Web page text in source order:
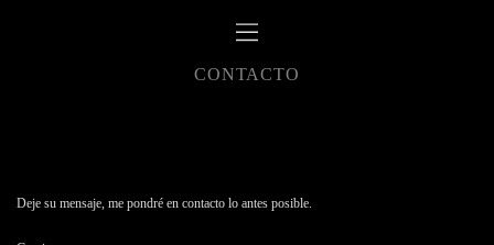
CONTACTO
Deje su mensaje, me pondré en contacto lo antes posible.